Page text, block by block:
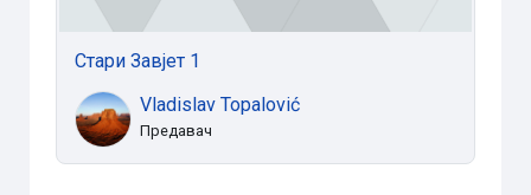
Стари Завјет 1
Vladislav Topalović
Предавач